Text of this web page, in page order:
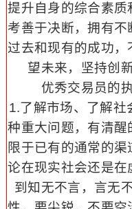
提升自身的综合素质
考善于决断，拥有
过去和现有的成功
望未来，坚持创
优秀交易员的
1.了解市场、了解社
种重大问题，有清
限于已有的通常的
论在现实社会还是
到知无不言，言无